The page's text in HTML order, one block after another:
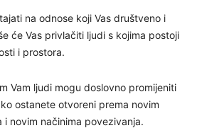
na odnose koji Vas društveno i
će Vas privlačiti ljudi s kojima postoji
i prostora.
Vam ljudi mogu doslovno promijeniti
ostanete otvoreni prema novim
i novim načinima povezivanja.